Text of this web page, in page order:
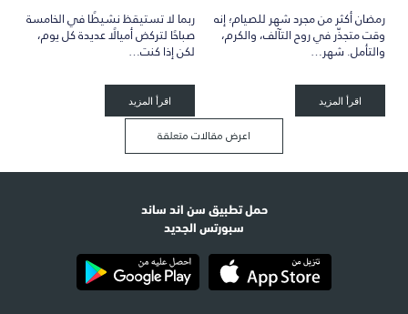
رمضان أكثر من مجرد شهر للصيام؛ إنه
وقت متجذّر في روح التآلف، والكرم،
والتأمل. شهر…
اقرأ المزيد
ربما لا تستيقظ نشيطًا في الخامسة
صباحًا لتركض أميالًا عديدة كل يوم،
لكن إذا كنت…
اقرأ المزيد
اعرض مقالات متعلقة
حمل تطبيق سن اند ساند
سبورتس الجديد